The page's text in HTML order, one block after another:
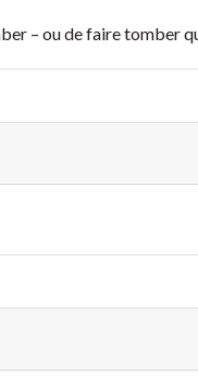
– ou de faire tomber